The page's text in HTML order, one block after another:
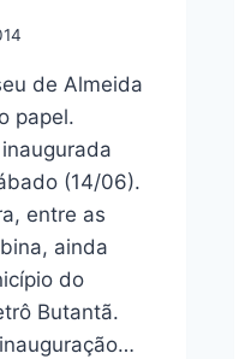
de Almeida
papel.
(14/06).
entre as
ainda
do
Butantã.